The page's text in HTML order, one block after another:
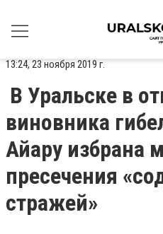
13:24, 23 ноября 2019 г.
В Уральске в
виновника
Айару избрана
пресечения
стражей»